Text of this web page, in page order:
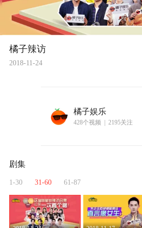
橘子辣访
2018-11-24
橘子娱乐
428个视频 | 2195关注
剧集
1-30 31-60 61-87